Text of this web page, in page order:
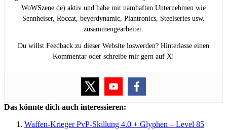
WoWSzene.de) aktiv und habe mit namhaften Unternehmen wie
Sennheiser, Roccat, beyerdynamic, Plantronics, Steelseries usw.
zusammengearbeitet.
Du willst Feedback zu dieser Website loswerden? Hinterlasse einen
Kommentar oder schreibe mir gern auf X!
Das könnte dich auch interessieren:
Waffen-Krieger PvP-Skillung 4.0 + Glyphen – Level 85